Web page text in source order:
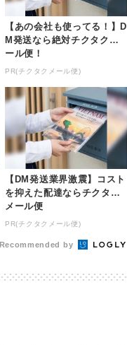
【あの会社も使ってる！】D
M発送なら絶対チクタクメ
ール便！
PR(チクタクメール便)
【DM発送業界激震】コスト
を抑えた配達ならチクタク
メール便
PR(チクタクメール便)
Recommended by